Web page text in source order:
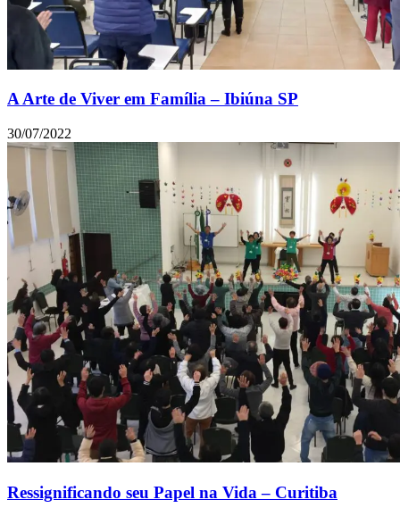
A Arte de Viver em Família – Ibiúna SP
30/07/2022
Ressignificando seu Papel na Vida – Curitiba